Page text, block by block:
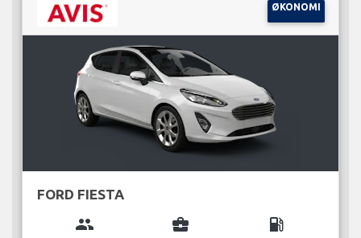
ØKONOMI
FORD FIESTA
group business_center local_gas_station